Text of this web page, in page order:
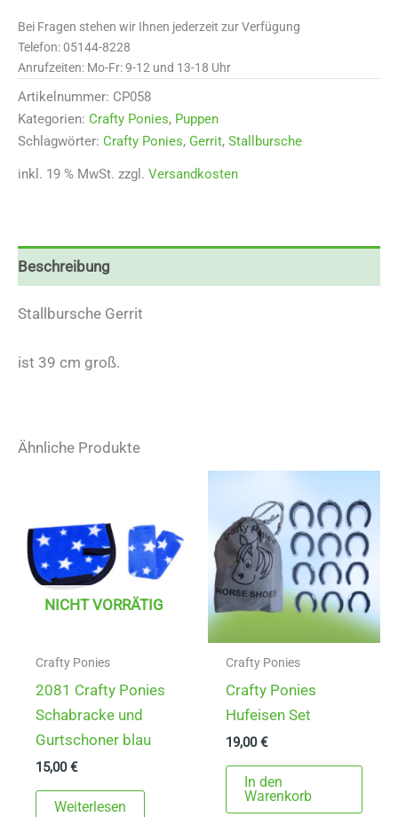
Menge
Bei Fragen stehen wir Ihnen jederzeit zur Verfügung
Telefon: 05144-8228
Anrufzeiten: Mo-Fr: 9-12 und 13-18 Uhr
Artikelnummer: CP058
Kategorien: Crafty Ponies, Puppen
Schlagwörter: Crafty Ponies, Gerrit, Stallbursche
inkl. 19 % MwSt. zzgl. Versandkosten
Beschreibung
Stallbursche Gerrit
ist 39 cm groß.
Ähnliche Produkte
NICHT VORRÄTIG
Crafty Ponies
2081 Crafty Ponies
Schabracke und
Gurtschoner blau
15,00€
Weiterlesen
Crafty Ponies
Crafty Ponies
Hufeisen Set
19,00€
In den
Warenkorb